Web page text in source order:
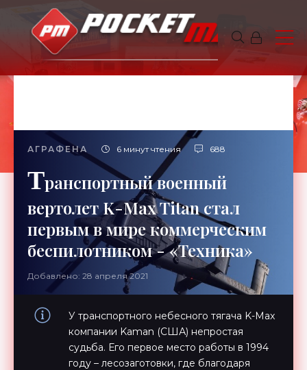
АГРАФЕНА 6 минут чтения 688
Транспортный военный
вертолет K-Max Titan стал
первым в мире коммерческим
беспилотником - «Техника»
Добавлено: 28 апреля 2021
У транспортного небесного тягача K-Max
компании Kaman (США) непростая
судьба. Его первое место работы в 1994
году – лесозаготовки, где благодаря